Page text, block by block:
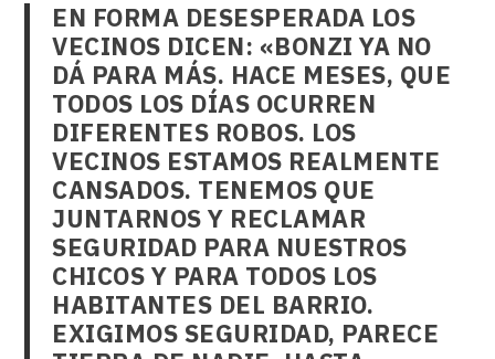
EN FORMA DESESPERADA LOS
VECINOS DICEN: «BONZI YA NO
DÁ PARA MÁS. HACE MESES, QUE
TODOS LOS DÍAS OCURREN
DIFERENTES ROBOS. LOS
VECINOS ESTAMOS REALMENTE
CANSADOS. TENEMOS QUE
JUNTARNOS Y RECLAMAR
SEGURIDAD PARA NUESTROS
CHICOS Y PARA TODOS LOS
HABITANTES DEL BARRIO.
EXIGIMOS SEGURIDAD, PARECE